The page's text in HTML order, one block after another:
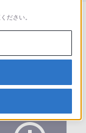
要なお知らせ
ださい。